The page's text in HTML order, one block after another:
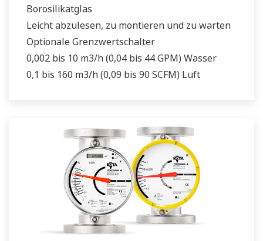
Borosilikatglas
Leicht abzulesen, zu montieren und zu warten
Optionale Grenzwertschalter
0,002 bis 10 m3/h (0,04 bis 44 GPM) Wasser
0,1 bis 160 m3/h (0,09 bis 90 SCFM) Luft